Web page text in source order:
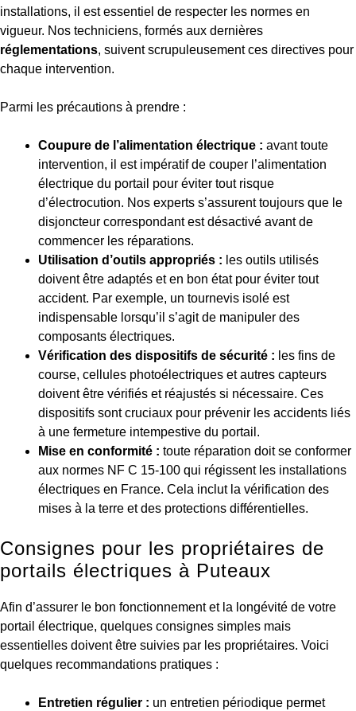
installations, il est essentiel de respecter les normes en
vigueur. Nos techniciens, formés aux dernières
réglementations, suivent scrupuleusement ces directives pour
chaque intervention.
Parmi les précautions à prendre :
Coupure de l’alimentation électrique : avant toute
intervention, il est impératif de couper l’alimentation
électrique du portail pour éviter tout risque
d’électrocution. Nos experts s’assurent toujours que le
disjoncteur correspondant est désactivé avant de
commencer les réparations.
Utilisation d’outils appropriés : les outils utilisés
doivent être adaptés et en bon état pour éviter tout
accident. Par exemple, un tournevis isolé est
indispensable lorsqu’il s’agit de manipuler des
composants électriques.
Vérification des dispositifs de sécurité : les fins de
course, cellules photoélectriques et autres capteurs
doivent être vérifiés et réajustés si nécessaire. Ces
dispositifs sont cruciaux pour prévenir les accidents liés
à une fermeture intempestive du portail.
Mise en conformité : toute réparation doit se conformer
aux normes NF C 15-100 qui régissent les installations
électriques en France. Cela inclut la vérification des
mises à la terre et des protections différentielles.
Consignes pour les propriétaires de
portails électriques à Puteaux
Afin d’assurer le bon fonctionnement et la longévité de votre
portail électrique, quelques consignes simples mais
essentielles doivent être suivies par les propriétaires. Voici
quelques recommandations pratiques :
Entretien régulier : un entretien périodique permet